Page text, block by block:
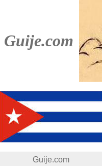
Guije.com
Guije.com